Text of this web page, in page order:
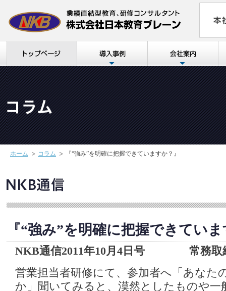
ホーム コラム 『“強み”を明確に把握できていますか？』
『“強み”を明確に把握できてい
NKB通信2011年10月4日号 常務取
営業担当者研修にて、参加者へ「あなた
か」聞いてみると、漠然としたものや